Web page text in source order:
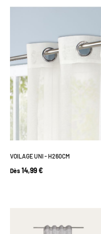
VOILAGE UNI - H260CM
Dès 14,99 €